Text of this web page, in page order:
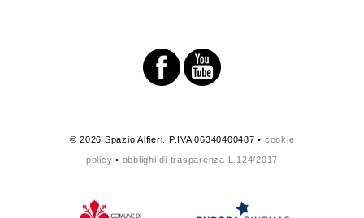
© 2026 Spazio Alfieri. P.IVA 06340400487 • cookie
policy • obblighi di trasparenza L.124/2017